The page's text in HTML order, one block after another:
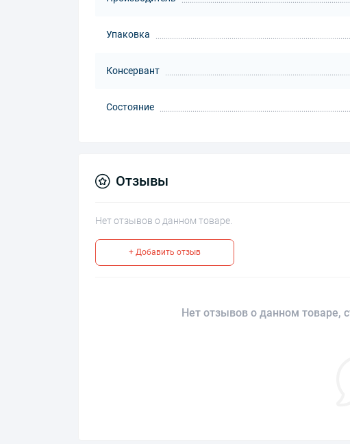
Упаковка
Консервант
Состояние
Отзывы
Нет отзывов о данном товаре.
+ Добавить отзыв
Нет отзывов о данном товаре,